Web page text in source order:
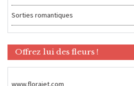
Sorties romantiques
Offrez lui des fleurs !
www.florajet.com